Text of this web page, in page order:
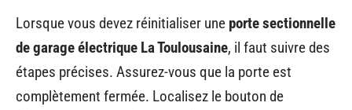
Lorsque vous devez réinitialiser une porte sectionnelle
de garage électrique La Toulousaine, il faut suivre des
étapes précises. Assurez-vous que la porte est
complètement fermée. Localisez le bouton de